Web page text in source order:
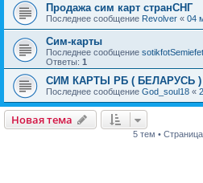
Продажа сим карт странСНГ
Последнее сообщение Revolver « 04
Сим-карты
Последнее сообщение
Ответы: 1
СИМ КАРТЫ РБ ( БЕЛАРУСЬ )
Последнее сообщение God_soul18 «
Новая тема
5 тем • Страница